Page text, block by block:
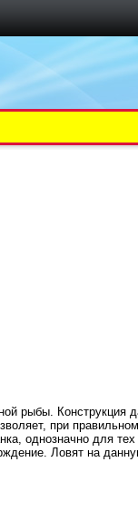
рыбы. Конструкция
при
однозначно для
Ловят на